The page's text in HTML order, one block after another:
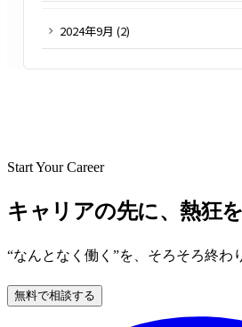
2024年9月 (2)
Start Your Career
キャリアの先に、熱狂を
“なんとなく働く”を、そろそろ終わ
無料で相談する